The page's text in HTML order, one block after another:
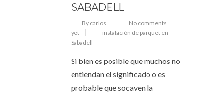
SABADELL
By carlos
No comments
yet
instalación de parquet en
Sabadell
Si bien es posible que muchos no
entiendan el significado o es
probable que socaven la